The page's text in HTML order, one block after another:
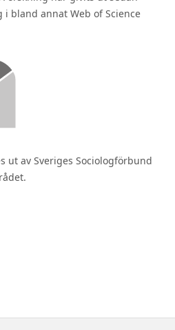
i bland annat Web of Science
ut av Sveriges Sociologförbund